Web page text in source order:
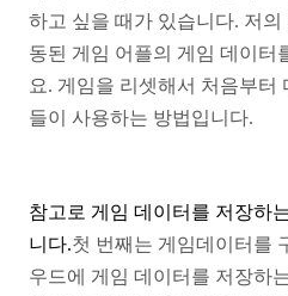
하고 싶을 때가 있습니다. 저
동된 게임 어플의 게임 데이터
요. 게임을 리셋해서 처음부터
들이 사용하는 방법입니다.
참고로 게임 데이터를 저장하
니다.첫 번째는 게임데이터를
우드에 게임 데이터를 저장하